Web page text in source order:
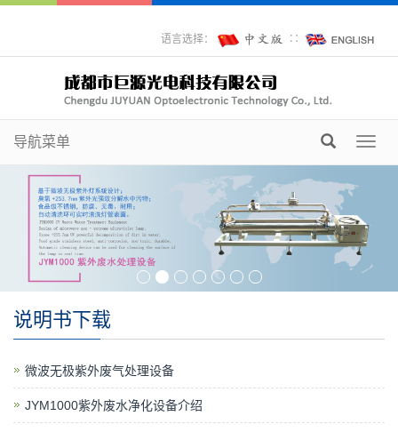
语言选择： ∷
导航菜单
说明书下载
微波无极紫外废气处理设备
JYM1000紫外废水净化设备介绍